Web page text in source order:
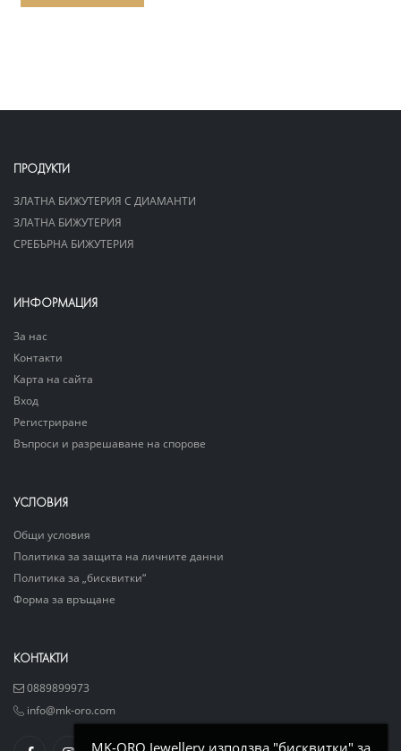
ПРОДУКТИ
ЗЛАТНА БИЖУТЕРИЯ С ДИАМАНТИ
ЗЛАТНА БИЖУТЕРИЯ
СРЕБЪРНА БИЖУТЕРИЯ
ИНФОРМАЦИЯ
За нас
Контакти
Карта на сайта
Вход
Регистриране
Въпроси и разрешаване на спорове
УСЛОВИЯ
Общи условия
Политика за защита на личните данни
Политика за „бисквитки“
Форма за връщане
КОНТАКТИ
0889899973
info@mk-oro.com
MK-ORO Jewellery използва "бисквитки" за